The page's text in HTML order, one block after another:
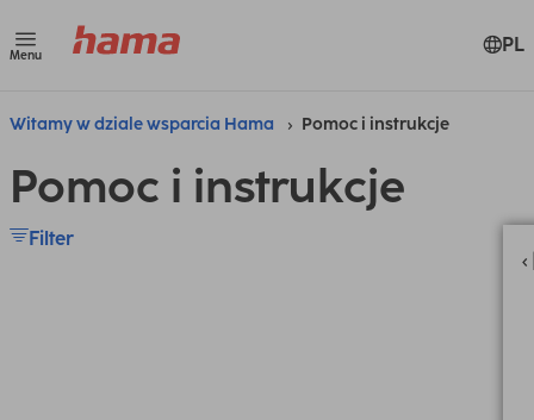
Menu PL
Witamy w dziale wsparcia Hama Pomoc i instrukcje
Pomoc i instrukcje
Filter